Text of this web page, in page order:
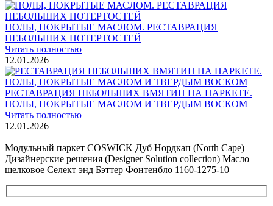
ПОЛЫ, ПОКРЫТЫЕ МАСЛОМ. РЕСТАВРАЦИЯ
НЕБОЛЬШИХ ПОТЕРТОСТЕЙ
Читать полностью
12.01.2026
РЕСТАВРАЦИЯ НЕБОЛЬШИХ ВМЯТИН НА ПАРКЕТЕ.
ПОЛЫ, ПОКРЫТЫЕ МАСЛОМ И ТВЕРДЫМ ВОСКОМ
Читать полностью
12.01.2026
Модульный паркет COSWICK Дуб Нордкап (North Cape)
Дизайнерские решения (Designer Solution collection) Масло
шелковое Селект энд Бэттер Фонтенбло 1160-1275-10